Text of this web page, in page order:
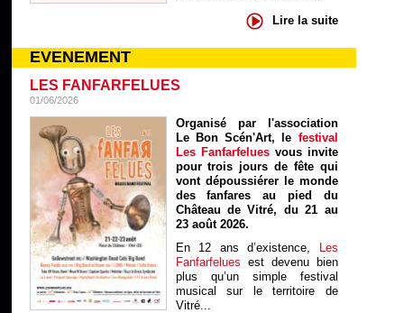
Lire la suite
EVENEMENT
LES FANFARFELUES
01/06/2026
Organisé par l'association
Le Bon Scén'Art, le festival
Les Fanfarfelues vous invite
pour trois jours de fête qui
vont dépoussiérer le monde
des fanfares au pied du
Château de Vitré, du 21 au
23 août 2026.
En 12 ans d’existence, Les
Fanfarfelues est devenu bien
plus qu’un simple festival
musical sur le territoire de
Vitré...